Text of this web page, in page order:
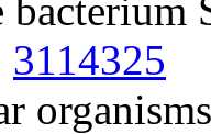
bacterium
3114325